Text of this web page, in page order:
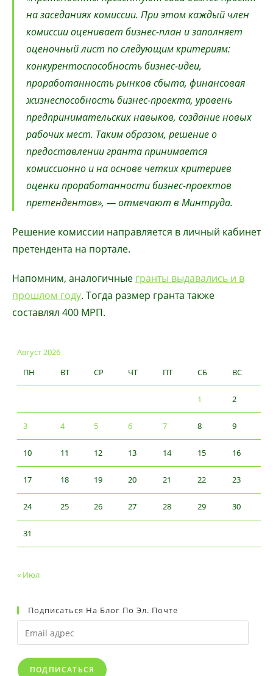
на заседаниях комиссии. При этом каждый член
комиссии оценивает бизнес-план и заполняет
оценочный лист по следующим критериям:
конкурентоспособность бизнес-идеи,
проработанность рынков сбыта, финансовая
жизнеспособность бизнес-проекта, уровень
предпринимательских навыков, создание новых
рабочих мест. Таким образом, решение о
предоставлении гранта принимается
комиссионно и на основе четких критериев
оценки проработанности бизнес-проектов
претендентов», — отмечают в Минтруда.
Решение комиссии направляется в личный кабинет
претендента на портале.
Напомним, аналогичные гранты выдавались и в
прошлом году. Тогда размер гранта также
составлял 400 МРП.
Август 2026
ПН
ВТ СР ЧТ ПТ СБ ВС
1 2
3 4 5 6 7 8 9
10 11 12 13 14 15 16
17 18 19 20 21 22 23
24 25 26 27 28 29 30
31
« Июл
Подписаться На Блог По Эл. Почте
Email
адрес
ПОДПИСАТЬСЯ